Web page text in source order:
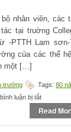
nhân viên, các
tại truờng
-PTTH Lam sơn-
của các thế
một […]
trường Tags: 80
luận bị tắtở
Thư
gửi
các
Read